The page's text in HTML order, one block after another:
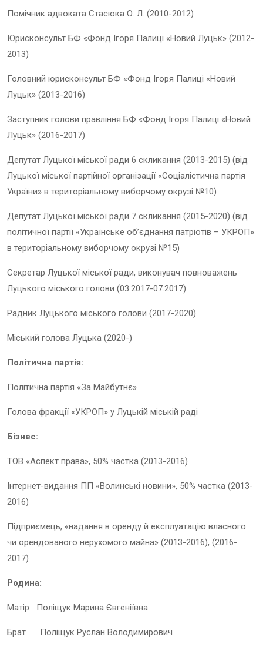
Помічник адвоката Стасюка О. Л. (2010-2012)
Юрисконсульт БФ «Фонд Ігоря Палиці «Новий Луцьк» (2012-
2013)
Головний юрисконсульт БФ «Фонд Ігоря Палиці «Новий
Луцьк» (2013-2016)
Заступник голови правління БФ «Фонд Ігоря Палиці «Новий
Луцьк» (2016-2017)
Депутат Луцької міської ради 6 скликання (2013-2015) (від
Луцької міської партійної організації «Соціалістична партія
України» в територіальному виборчому окрузі №10)
Депутат Луцької міської ради 7 скликання (2015-2020) (від
політичної партії «Українське об’єднання патріотів – УКРОП»
в територіальному виборчому окрузі №15)
Секретар Луцької міської ради, виконувач повноважень
Луцького міського голови (03.2017-07.2017)
Радник Луцького міського голови (2017-2020)
Міський голова Луцька (2020-)
Політична партія:
Політична партія «За Майбутнє»
Голова фракції «УКРОП» у Луцькій міській раді
Бізнес:
ТОВ «Аспект права», 50% частка (2013-2016)
Інтернет-видання ПП «Волинські новини», 50% частка (2013-
2016)
Підприємець, «надання в оренду й експлуатацію власного
чи орендованого нерухомого майна» (2013-2016), (2016-
2017)
Родина:
Матір Поліщук Марина Євгеніївна
Брат Поліщук Руслан Володимирович